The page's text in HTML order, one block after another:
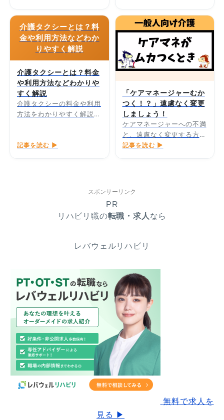
介護タクシーとは？料
金や利用方法などわか
りやすく解説
介護タクシーとは？料金
や利用方法などわかりや
すく解説
介護タクシーの料金や利用
方法をわかりやすく解説し
記事を読む ▶
「ケアマネージャーむか
つく！？」遠慮なく変更
しましょう！
ケアマネージャーへの不満
と、遠慮なく変更する方法
を解説します。
記事を読む ▶
スポンサーリンク
PR
リハビリ職の転職・求人 なら
レバウェルリハビリ
無料で求人を
見る ▶